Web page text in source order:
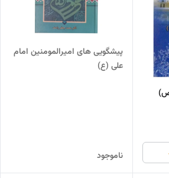
پیشگویی های امیرالمومنین امام
علی (ع)
ناموجود